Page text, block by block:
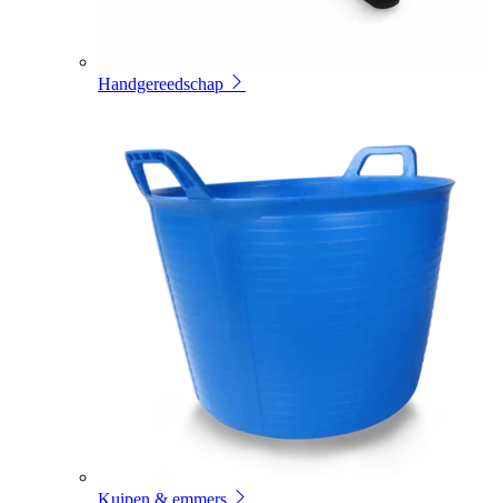
Handgereedschap